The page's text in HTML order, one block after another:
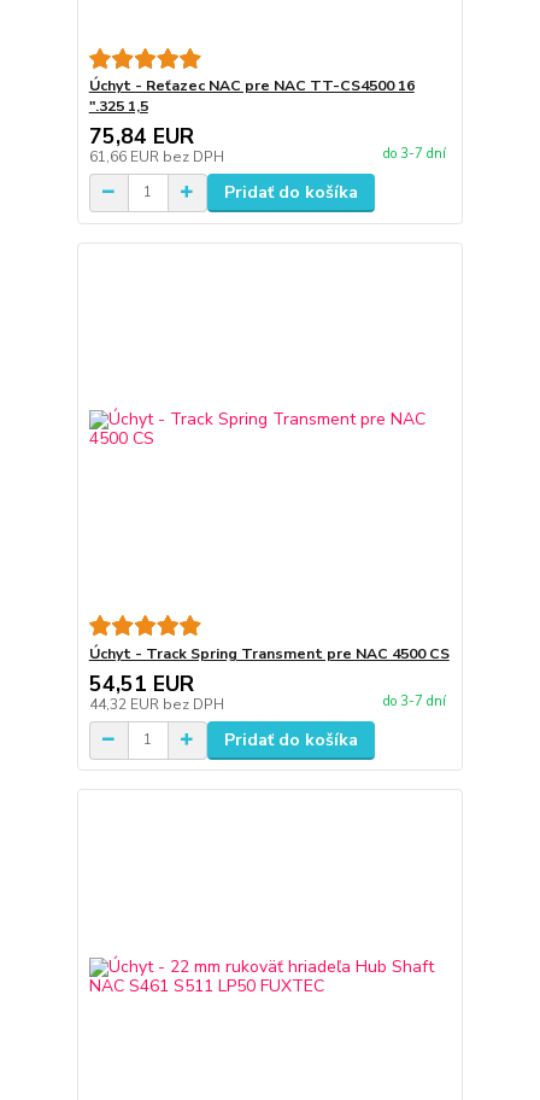
Úchyt - Reťazec NAC pre NAC TT-CS4500 16
".325 1,5
75,84 EUR
61,66 EUR bez DPH do 3-7 dní
Pridať do košíka
Úchyt - Track Spring Transment pre NAC 4500 CS
54,51 EUR
44,32 EUR bez DPH do 3-7 dní
Pridať do košíka